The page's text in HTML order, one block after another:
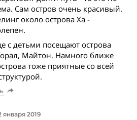
Сам остров очень красивый.
около острова Ха -
с детьми посещают острова
Майтон. Намного ближе
тоже приятные со всей
января 2019